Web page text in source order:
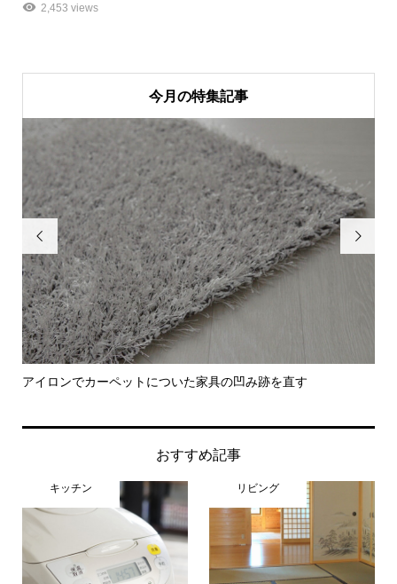
2,453 views
今月の特集記事

アイロンでカーペットについた家具の凹み跡を直す

おすすめ記事
キッチン リビング